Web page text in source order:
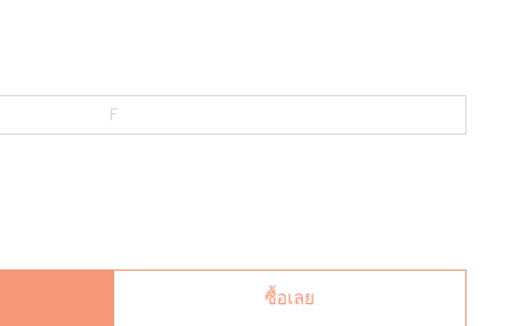
F
ซื้อเลย